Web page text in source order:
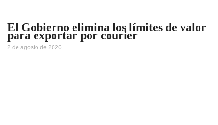
El Gobierno elimina los límites de valor
para exportar por courier
2 de agosto de 2026